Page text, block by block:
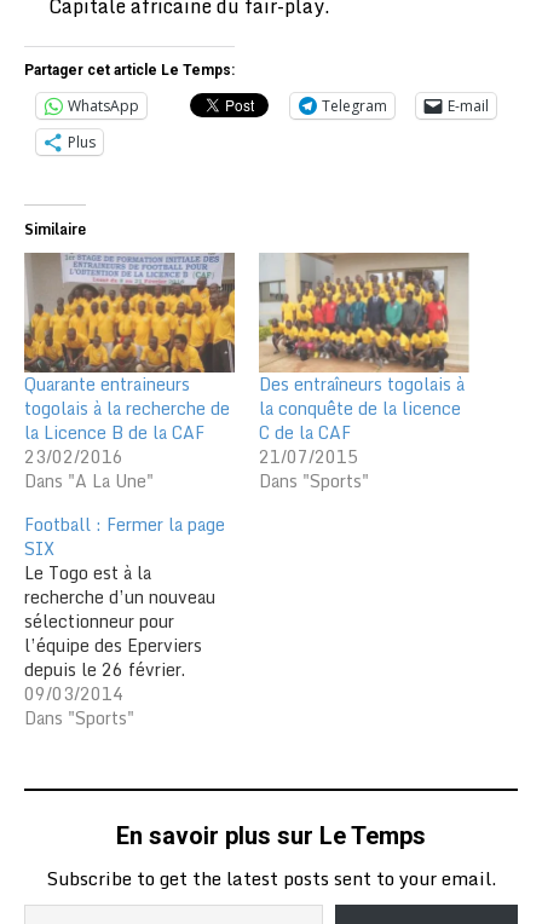
Partager cet article Le Temps:
WhatsApp Telegram
E-mail
Plus
Similaire
Quarante entraineurs
togolais à la recherche de
la Licence B de la CAF
23/02/2016
Dans "A La Une"
Des entraîneurs togolais à
la conquête de la licence
C de la CAF
21/07/2015
Dans "Sports"
Football : Fermer la page
SIX
Le Togo est à la
recherche d’un nouveau
sélectionneur pour
l’équipe des Eperviers
depuis le 26 février.
Après plusieurs appels, la
fédération de football a
à un recrutement pour
sélectionneur. Le partant
09/03/2014
Dans "Sports"
En savoir plus sur Le Temps
Subscribe to get the latest posts sent to your email.